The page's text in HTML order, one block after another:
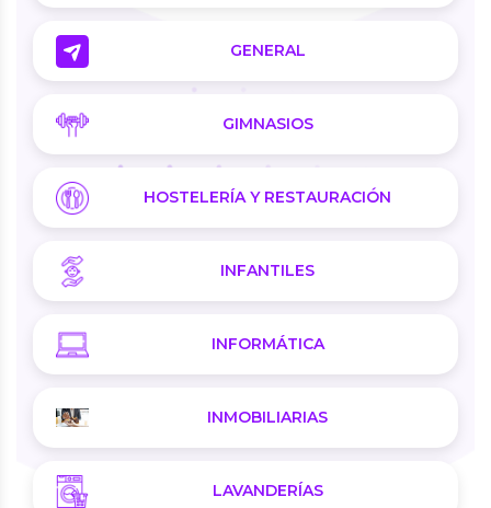
GENERAL
GIMNASIOS
HOSTELERÍA Y RESTAURACIÓN
INFANTILES
INFORMÁTICA
INMOBILIARIAS
LAVANDERÍAS